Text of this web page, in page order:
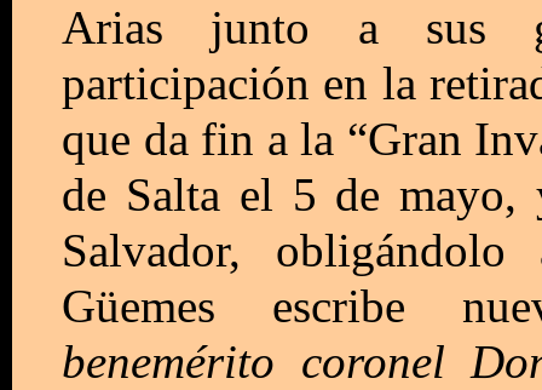
Arias junto a sus
participación en la
que da fin a la “Gran
de Salta el 5 de
Salvador,
Güemes escribe
benemérito coronel